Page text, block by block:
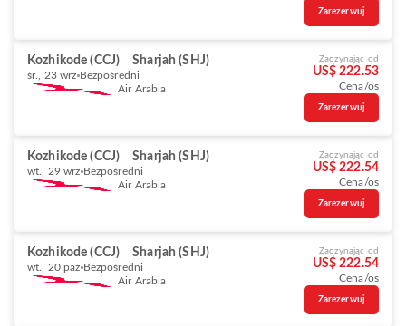
Zarezerwuj
Kozhikode (CCJ) Sharjah (SHJ)
śr., 23 wrz Bezpośredni
Air Arabia
Zaczynając od
US$ 222.53
Cena/os
Zarezerwuj
Kozhikode (CCJ) Sharjah (SHJ)
wt., 29 wrz Bezpośredni
Air Arabia
Zaczynając od
US$ 222.54
Cena/os
Zarezerwuj
Kozhikode (CCJ) Sharjah (SHJ)
wt., 20 paź Bezpośredni
Air Arabia
Zaczynając od
US$ 222.54
Cena/os
Zarezerwuj